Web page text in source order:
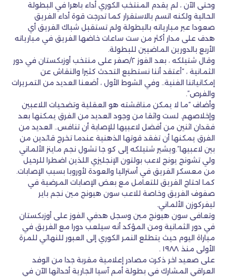
وحتى الآن ، لم يقدم المنتخب الكوري أداء باهرا في البطولة
الحالية ولكنه اتسم بالاستقرار كما تدرجت قوة أداء الفريق
صعودا عبر مبارياته بالبطولة ولم تستقبل شباك الفريق أي
هدف على مدار أكثر من ست ساعات خاضها الفريق في مبارياته
الأربع بالدورين الماضيين للبطولة.
وقال شتيلكه ، بعد الفوز ٢/صفر على منتخب أوزبكستان في دور
الثمانية ، “أعتقد أننا نستطيع التحدث كثيرا والنقاش عن
إمكانياتنا الفنية.. وفي الشوط الأول ، أضعنا العديد من التمريرات
والفرص”.
وأضاف “ما لا يمكن مناقشته هو العقلية وتضحيات اللاعبين
وإخلاصهم. لست واثقا من وجود العديد من الفرق يمكنها بعد
فقدان اثنين من أفضل لاعبيها للإصابة أن تنافس.. العديد من
الفرق يمكنها أن تفقد قوتها الذهنية عندما تخرج قائدين من
بين لاعبيها”.ويشير شتيلكه إلى كو جا تشول نجم ماينز الألماني
ولي تشونج يونج لاعب بولتون الإنجليزي اللذين اضطرا للرحيل
من معسكر الفريق في أستراليا والعودة لأوروبا بسبب الإصابات.
كما احتاج الفريق للتعامل مع بعض الإصابات المرضية في
صفوف الفريق وخاصة للاعب سون هيونج مين نجم باير
ليفركوزن الألماني.
وتعافى سون هيونج مين وسجل هدفي الفوز على أوزبكستان
في دور الثمانية ومن المؤكد أنه سيلعب دورا مع الفريق في
مباراة اليوم حيث يتطلع النمر الكوري إلى العبور للنهائي للمرة
الأولى منذ ١٩٨٨ .
على صعيد اخر ذكرت مصادر إعلامية مقربة جدا من الوفد
العراقي المشارك في بطولة أمم آسيا الجارية أحداثها الآن في